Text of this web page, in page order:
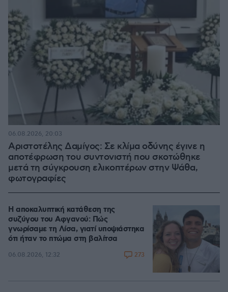
Αριστοτέλης Δαμίγος: Σε κλίμα οδύνης έγινε η
αποτέφρωση του συντονιστή που σκοτώθηκε
μετά τη σύγκρουση ελικοπτέρων στην Ψάθα,
φωτογραφίες
06.08.2026, 20:03
Η αποκαλυπτική κατάθεση της
συζύγου του Αφγανού: Πώς
γνωρίσαμε τη Λίσα, γιατί υποψιάστηκα
ότι ήταν το πτώμα στη βαλίτσα
06.08.2026, 12:32 273